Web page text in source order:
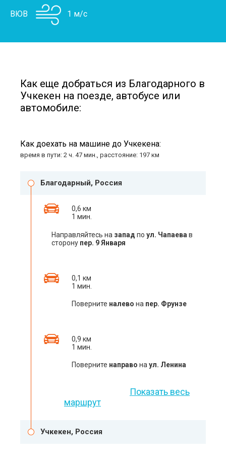
ВЮВ 1 м/с
Как еще добраться из Благодарного в
Учкекен на поезде, автобусе или
автомобиле:
Как доехать на машине до Учкекена:
время в пути: 2 ч. 47 мин., расстояние: 197 км
Благодарный, Россия
0,6 км
1 мин.
Направляйтесь на запад по ул. Чапаева в
сторону пер. 9 Января
0,1 км
1 мин.
Поверните налево на пер. Фрунзе
0,9 км
1 мин.
Поверните направо на ул. Ленина
Показать весь
маршрут
Учкекен, Россия